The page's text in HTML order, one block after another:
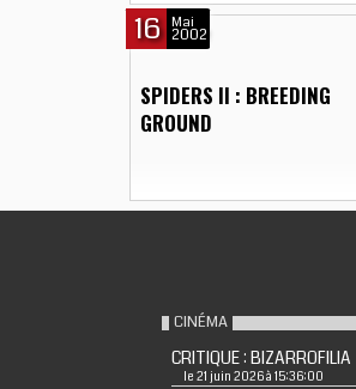
16 Mai
2002
SPIDERS II : BREEDING
GROUND
CINÉMA
CRITIQUE : BIZARROFILIA
le 21 juin 2026 à 15:36:00